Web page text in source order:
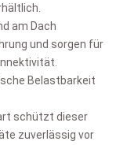
am Dach
und sorgen für
Belastbarkeit
schützt dieser
zuverlässig vor